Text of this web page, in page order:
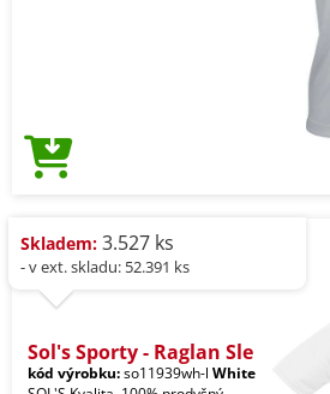
Skladem: 3.527 ks
- v ext. skladu: 52.391 ks
Sol's Sporty - Raglan Sle
kód výrobku:so11939wh-l White